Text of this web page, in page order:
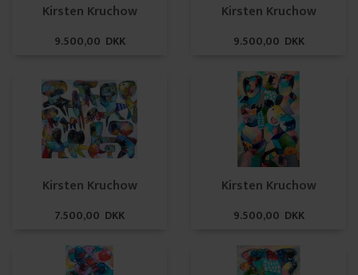
Kirsten Kruchow
9.500,00 DKK
Kirsten Kruchow
9.500,00 DKK
Kirsten Kruchow
7.500,00 DKK
Kirsten Kruchow
9.500,00 DKK